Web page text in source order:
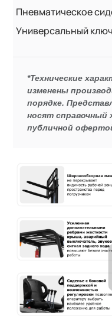
Пневматическое
Универсальный ключ
*Технические
изменены
порядке.
носят справочный
публичной